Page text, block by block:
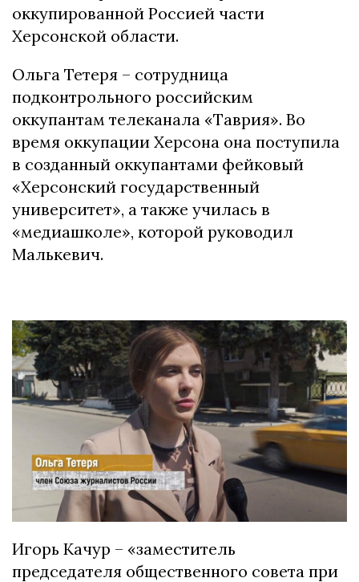
оккупированной Россией части
Херсонской области.
Ольга Тетеря – сотрудница
подконтрольного российским
оккупантам телеканала «Таврия». Во
время оккупации Херсона она поступила
в созданный оккупантами фейковый
«Херсонский государственный
университет», а также училась в
«медиашколе», которой руководил
Малькевич.
Игорь Качур – «заместитель
председателя общественного совета при